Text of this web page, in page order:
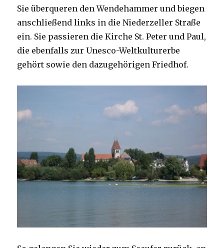
Sie überqueren den Wendehammer und biegen
anschließend links in die Niederzeller Straße
ein. Sie passieren die Kirche St. Peter und Paul,
die ebenfalls zur Unesco-Weltkulturerbe
gehört sowie den dazugehörigen Friedhof.